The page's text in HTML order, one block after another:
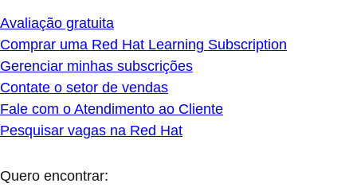
Avaliação gratuita
Comprar uma Red Hat Learning Subscription
Gerenciar minhas subscrições
Contate o setor de vendas
Fale com o Atendimento ao Cliente
Pesquisar vagas na Red Hat
Quero encontrar: